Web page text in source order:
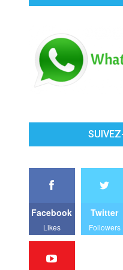
Facebook
Likes
Twitter
Followers